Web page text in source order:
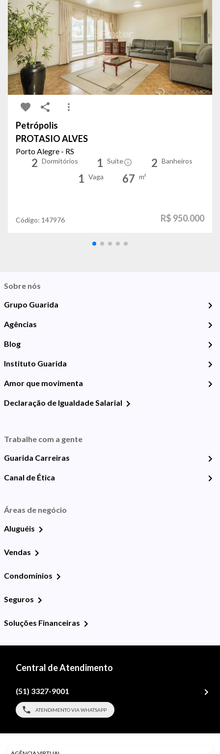
Petrópolis
PROTASIO ALVES
Porto Alegre - RS
2 Dormitórios 1 Suíte 2 Banheiros
1 Vaga 67 m²
Código: 147976 R$ 950.000
Sobre nós
Grupo Guarida
Agências
Blog
Instituto Guarida
Amor que movimenta
Declaração de Igualdade Salarial
Trabalhe com a gente
Guarida Carreiras
Canal de Ética
Áreas de negócio
Aluguéis
Vendas
Condomínios
Seguros
Soluções Financeiras
Central de Atendimento
(51) 3327-9001
ATENDIMENTO VIA WHATSAPP